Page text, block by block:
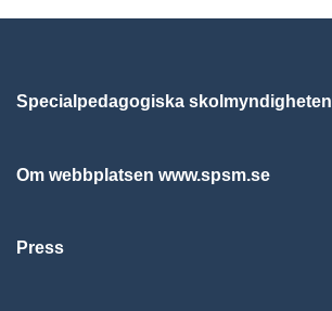
Specialpedagogiska skolmyndigheten
Om webbplatsen www.spsm.se
Press